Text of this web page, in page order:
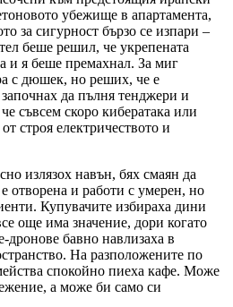
убежище в апартамента,
за сигурност бързо се изпари –
беше решил, че укрепената
и я беше премахнал. За миг
с дюшек, но реших, че е
да пълня тенджери и
съвсем скоро кибератака или
строя електричеството и
излязох навън, бях смаян да
отворена и работи с умерен, но
Купувачите избираха дини
още има значение, дори когато
дронове бавно навлизаха в
На разположените по
спокойно пиеха кафе. Може
а може би само си